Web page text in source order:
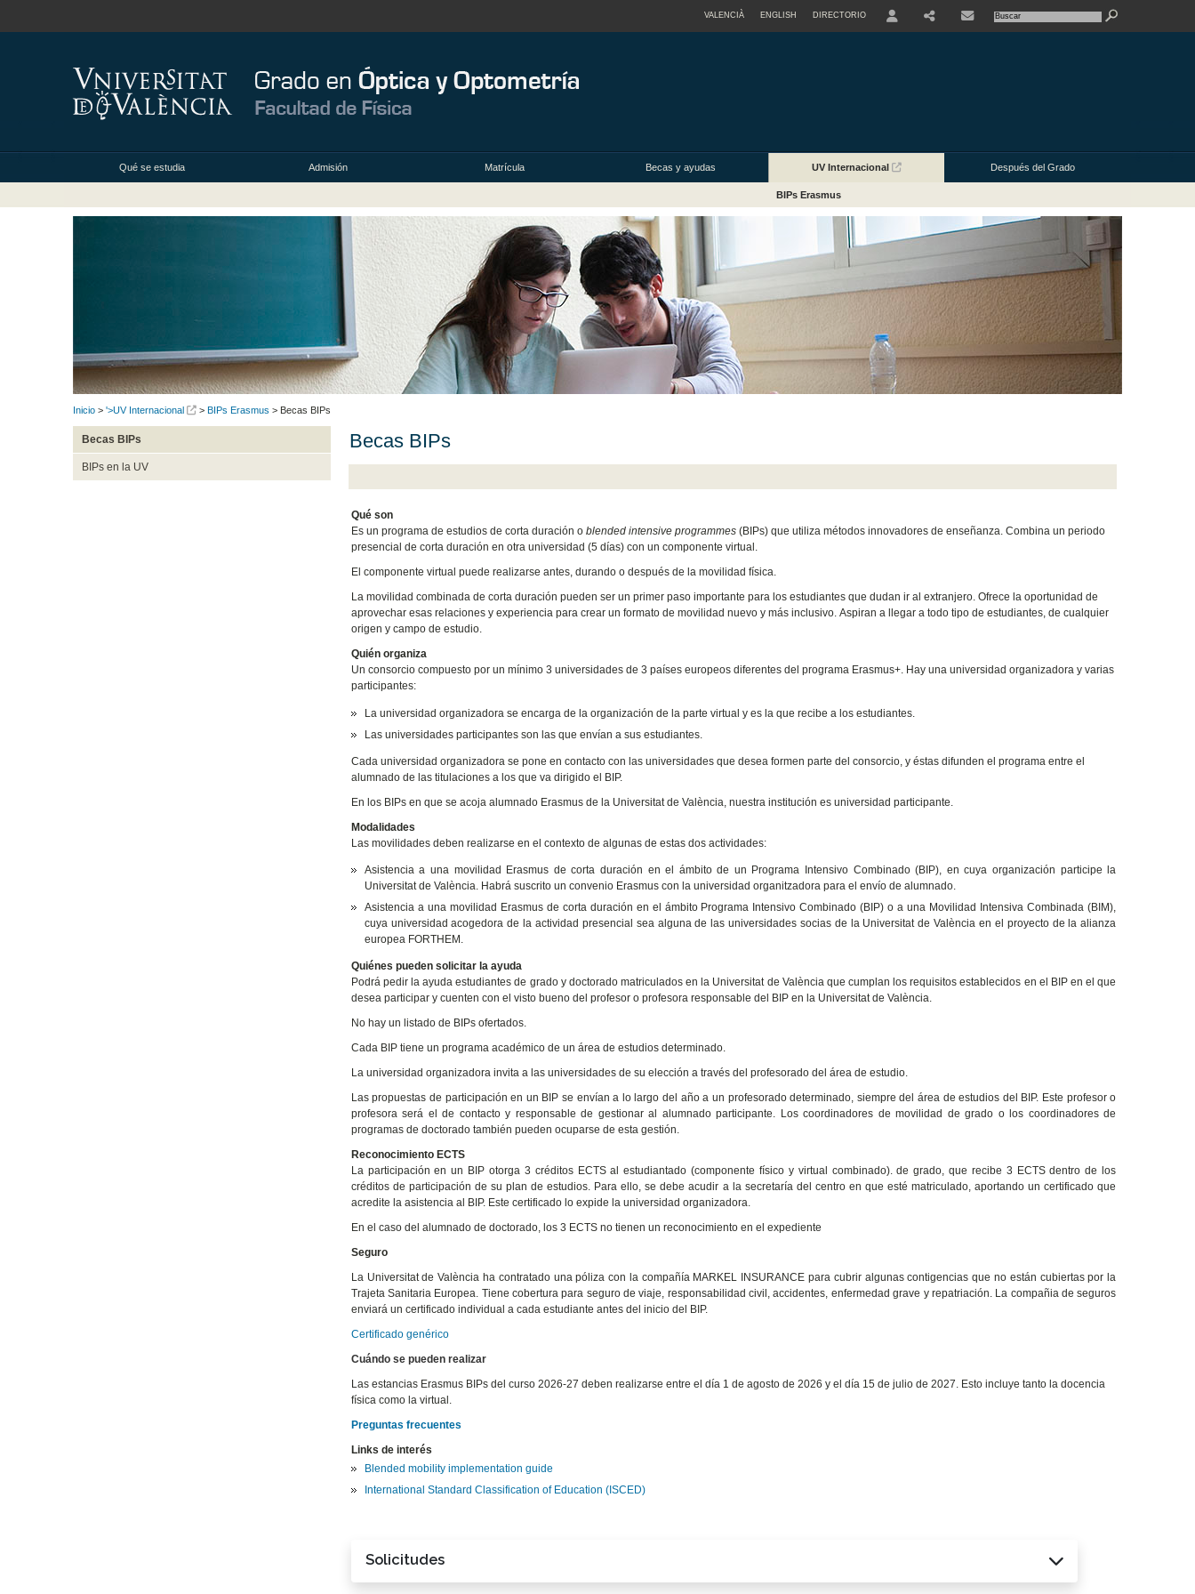
VALENCIÀ ENGLISH DIRECTORIO
Qué se estudia Admisión Matrícula Becas y ayudas UV Internacional Después del Grado
BIPs Erasmus
Inicio > '>UV Internacional > BIPs Erasmus > Becas BIPs
Becas BIPs
BIPs en la UV
Becas BIPs
Qué son
Es un programa de estudios de corta duración o blended intensive programmes(BIPs) que utiliza métodos innovadores de enseñanza. Combina un periodo
presencial de corta duración en otra universidad (5 días) con un componente virtual.
El componente virtual puede realizarse antes, durando o después de la movilidad física.
La movilidad combinada de corta duración pueden ser un primer paso importante para los estudiantes que dudan ir al extranjero. Ofrece la oportunidad de
aprovechar esas relaciones y experiencia para crear un formato de movilidad nuevo y más inclusivo. Aspiran a llegar a todo tipo de estudiantes, de cualquier
origen y campo de estudio.
Quién organiza
Un consorcio compuesto por un mínimo 3 universidades de 3 países europeos diferentes del programa Erasmus+. Hay una universidad organizadora y varias
participantes:
La universidad organizadora se encarga de la organización de la parte virtual y es la que recibe a los estudiantes.
Las universidades participantes son las que envían a sus estudiantes.
Cada universidad organizadora se pone en contacto con las universidades que desea formen parte del consorcio, y éstas difunden el programa entre el
alumnado de las titulaciones a los que va dirigido el BIP.
En los BIPs en que se acoja alumnado Erasmus de la Universitat de València, nuestra institución es universidad participante.
Modalidades
Las movilidades deben realizarse en el contexto de algunas de estas dos actividades:
Asistencia a una movilidad Erasmus de corta duración en el ámbito de un Programa Intensivo Combinado (BIP), en cuya organización participe la
Universitat de València. Habrá suscrito un convenio Erasmus con la universidad organitzadora para el envío de alumnado.
Asistencia a una movilidad Erasmus de corta duración en el ámbito Programa Intensivo Combinado (BIP) o a una Movilidad Intensiva Combinada (BIM),
cuya universidad acogedora de la actividad presencial sea alguna de las universidades socias de la Universitat de València en el proyecto de la alianza
europea FORTHEM.
Quiénes pueden solicitar la ayuda
Podrá pedir la ayuda estudiantes de grado y doctorado matriculados en la Universitat de València que cumplan los requisitos establecidos en el BIP en el que
desea participar y cuenten con el visto bueno del profesor o profesora responsable del BIP en la Universitat de València.
No hay un listado de BIPs ofertados.
Cada BIP tiene un programa académico de un área de estudios determinado.
La universidad organizadora invita a las universidades de su elección a través del profesorado del área de estudio.
Las propuestas de participación en un BIP se envían a lo largo del año a un profesorado determinado, siempre del área de estudios del BIP. Este profesor o
profesora será el de contacto y responsable de gestionar al alumnado participante. Los coordinadores de movilidad de grado o los coordinadores de
programas de doctorado también pueden ocuparse de esta gestión.
Reconocimiento ECTS
La participación en un BIP otorga 3 créditos ECTS al estudiantado (componente físico y virtual combinado). de grado, que recibe 3 ECTS dentro de los
créditos de participación de su plan de estudios. Para ello, se debe acudir a la secretaría del centro en que esté matriculado, aportando un certificado que
acredite la asistencia al BIP. Este certificado lo expide la universidad organizadora.
En el caso del alumnado de doctorado, los 3 ECTS no tienen un reconocimiento en el expediente
Seguro
La Universitat de València ha contratado una póliza con la compañía MARKEL INSURANCE para cubrir algunas contigencias que no están cubiertas por la
Trajeta Sanitaria Europea. Tiene cobertura para seguro de viaje, responsabilidad civil, accidentes, enfermedad grave y repatriación. La compañia de seguros
enviará un certificado individual a cada estudiante antes del inicio del BIP.
Certificado genérico
Cuándo se pueden realizar
Las estancias Erasmus BIPs del curso 2026-27 deben realizarse entre el día 1 de agosto de 2026 y el día 15 de julio de 2027. Esto incluye tanto la docencia
física como la virtual.
Preguntas frecuentes
Links de interés
Blended mobility implementation guide
International Standard Classification of Education (ISCED)
Solicitudes